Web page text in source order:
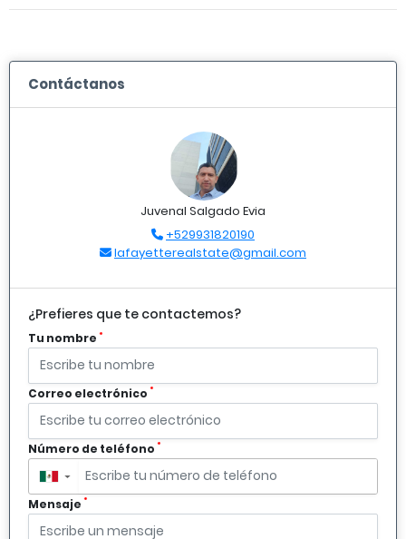
Contáctanos
Juvenal Salgado Evia
+529931820190
lafayetterealstate@gmail.com
¿Prefieres que te contactemos?
Tu nombre *
Correo electrónico *
Número de teléfono *
▼
Mensaje *